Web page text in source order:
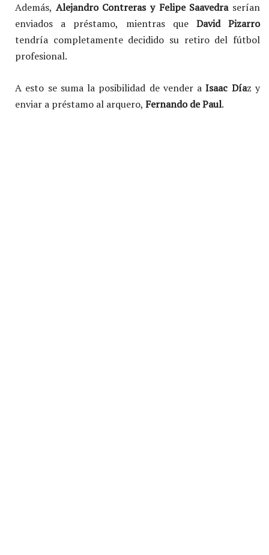
Además, Alejandro Contreras y Felipe Saavedraserían
enviados a préstamo, mientras que David Pizarro
tendría completamente decidido su retiro del fútbol
profesional.
A esto se suma la posibilidad de vender a Isaac Díaz y
enviar a préstamo al arquero, Fernando de Paul.